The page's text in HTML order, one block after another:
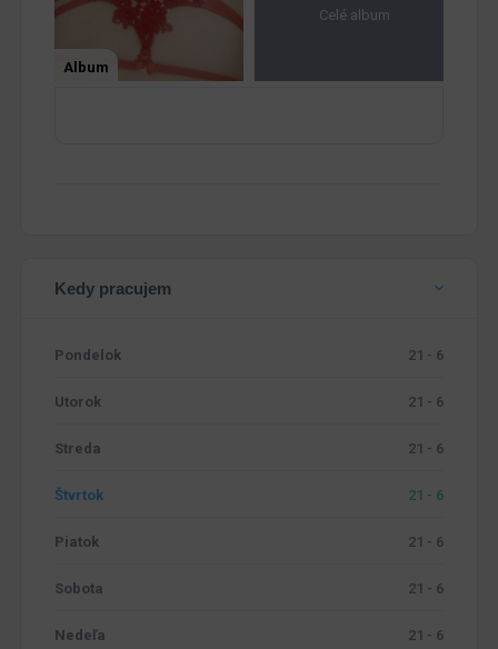
Celé album
Album
Kedy pracujem
Pondelok 21 - 6
Utorok 21 - 6
Streda 21 - 6
Štvrtok 21 - 6
Piatok 21 - 6
Sobota 21 - 6
Nedeľa 21 - 6